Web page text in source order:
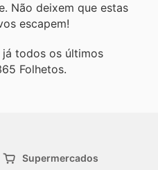
Não deixem que estas
escapem!
já todos os últimos
Folhetos.
Supermercados